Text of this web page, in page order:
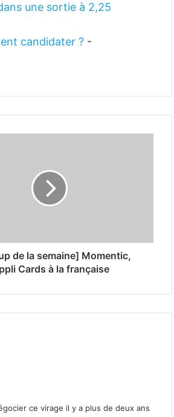
une sortie à 2,25
candidater ? -
de la semaine] Momentic,
Cards à la française
ce virage il y a plus de deux ans